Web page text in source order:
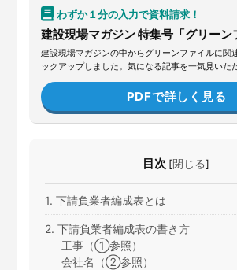
わずか１分の入力で資料請求！
建設現場マガジン 特集号「グリーン
建設現場マガジンの中からグリーンファイルに関
ックアップしました。気になる記事を一気見いた
PDFで詳しく見る
目次 [閉じる]
1. 下請負業者編成表とは
2. 下請負業者編成表の書き方
工事（①参照）
会社名（②参照）